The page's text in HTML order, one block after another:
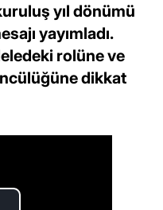
yıl dönümü
yayımladı.
rolüne ve
dikkat